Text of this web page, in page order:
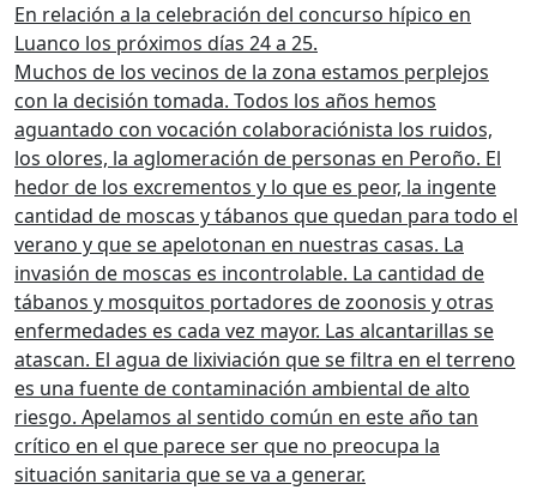
En relación a la celebración del concurso hípico en
Luanco los próximos días 24 a 25.
Muchos de los vecinos de la zona estamos perplejos
con la decisión tomada. Todos los años hemos
aguantado con vocación colaboraciónista los ruidos,
los olores, la aglomeración de personas en Peroño. El
hedor de los excrementos y lo que es peor, la ingente
cantidad de moscas y tábanos que quedan para todo el
verano y que se apelotonan en nuestras casas. La
invasión de moscas es incontrolable. La cantidad de
tábanos y mosquitos portadores de zoonosis y otras
enfermedades es cada vez mayor. Las alcantarillas se
atascan. El agua de lixiviación que se filtra en el terreno
es una fuente de contaminación ambiental de alto
riesgo. Apelamos al sentido común en este año tan
crítico en el que parece ser que no preocupa la
situación sanitaria que se va a generar.